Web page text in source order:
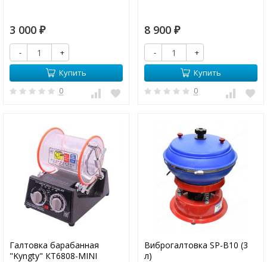
3 000 ₽
-
+
Купить
0
8 900 ₽
-
+
Купить
0
Галтовка барабанная
"Kyngty" КТ6808-MINI
Виброгалтовка SP-B10 (3
л)